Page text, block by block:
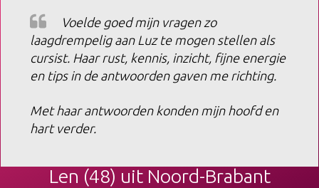
​Voelde goed mijn vragen zo
laagdrempelig aan Luz te mogen stellen als
cursist. Haar rust, kennis, inzicht, fijne energie
en tips in de antwoorden gaven me richting.
Met haar antwoorden konden mijn hoofd en
hart verder.
​Len (48) uit ​Noord-Brabant